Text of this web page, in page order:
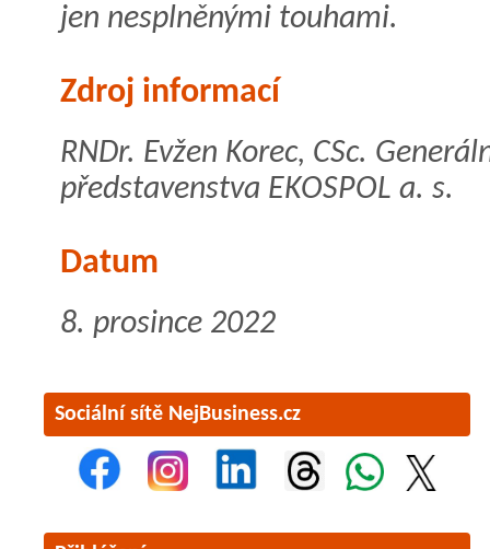
jen nesplněnými touhami.
Zdroj informací
RNDr. Evžen Korec, CSc.
představenstva EKOSPOL a. s.
Datum
8. prosince 2022
Sociální sítě NejBusiness.cz